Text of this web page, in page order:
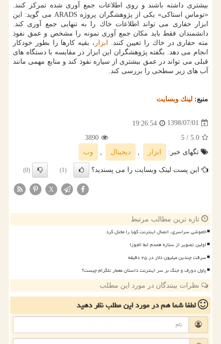
بیشتری داشته باشند و روی اطلاعات جمع آوری شده تمركز كنند.
«توماس استاكی» یكی از پژوهشگران پروژه ARADS می گوید: این
ابزار حفاری می تواند اطلاعات خاك را به تنهایی جمع آوری كند.
دانشمندان فقط باید مكان جمع آوری نمونه را مشخص و عمق نفوذ
مته حفاری در خاك را تعیین كنند. ابزار ، بقیه كارها را بطور خودكار
انجام می دهد. بگفته پژوهشگران این ابزار در مقایسه با دستگاه های
قبلی می تواند در عمق بیشتری از سیاره نفوذ كند و منابع مهمی مانند
آب های زیر سطحی را بررسی كند.
منبع: لینك وبسایت
1398/07/01
19:26:54
5.0
/ 5
3890
تگهای خبر:
ابزار دیجیتال وب
این پست لینک وبسایت را می پسندید؟ (1)
(0)
X
تازه ترین مطالب مرتبط
خاموشی سراسری، اتصال اینترنت کوبا را مختل کرد
اولین تصویر از ستاره همدم ابط الجوزا
سرقت چندین میلیون دلار در ۲۵ دقیقه
پاول دورف و جنگ بر سر اینترنت داستان معمار تلگرام چیست؟
نظرات بینندگان در مورد این مطلب
لطفا شما همدر مورد این مطلبنظر دهید